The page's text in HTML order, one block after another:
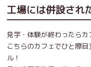
工場には併設され
見学・体験が終わったら
こちらのカフェでひと際
ル！